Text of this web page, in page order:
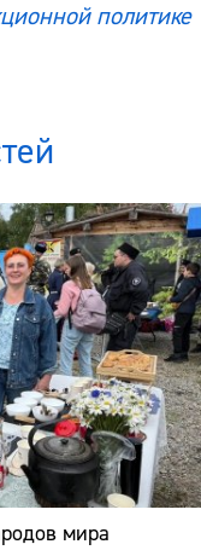
политике
мира